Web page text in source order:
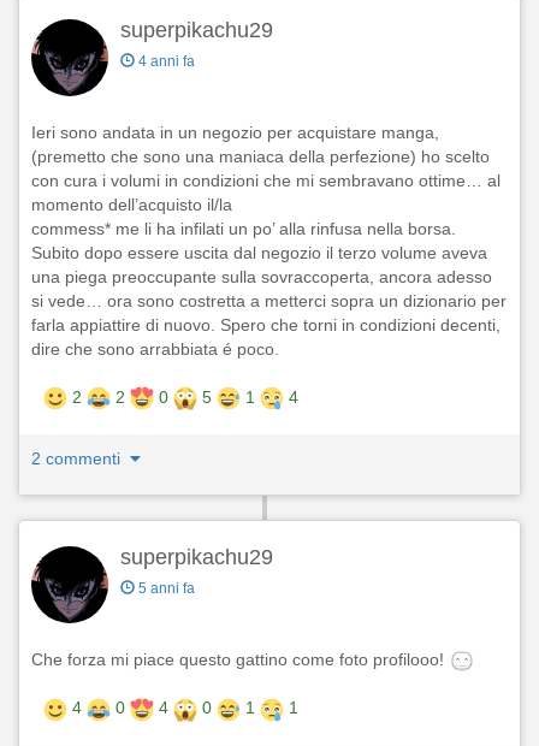
superpikachu29
4 anni fa
Ieri sono andata in un negozio per acquistare manga,
(premetto che sono una maniaca della perfezione) ho scelto
con cura i volumi in condizioni che mi sembravano ottime… al
momento dell’acquisto il/la
commess* me li ha infilati un po’ alla rinfusa nella borsa.
Subito dopo essere uscita dal negozio il terzo volume aveva
una piega preoccupante sulla sovraccoperta, ancora adesso
si vede… ora sono costretta a metterci sopra un dizionario per
farla appiattire di nuovo. Spero che torni in condizioni decenti,
dire che sono arrabbiata é poco.
2 2 0 5 1 4
2 commenti
superpikachu29
5 anni fa
Che forza mi piace questo gattino come foto profilooo!
4 0 4 0 1 1